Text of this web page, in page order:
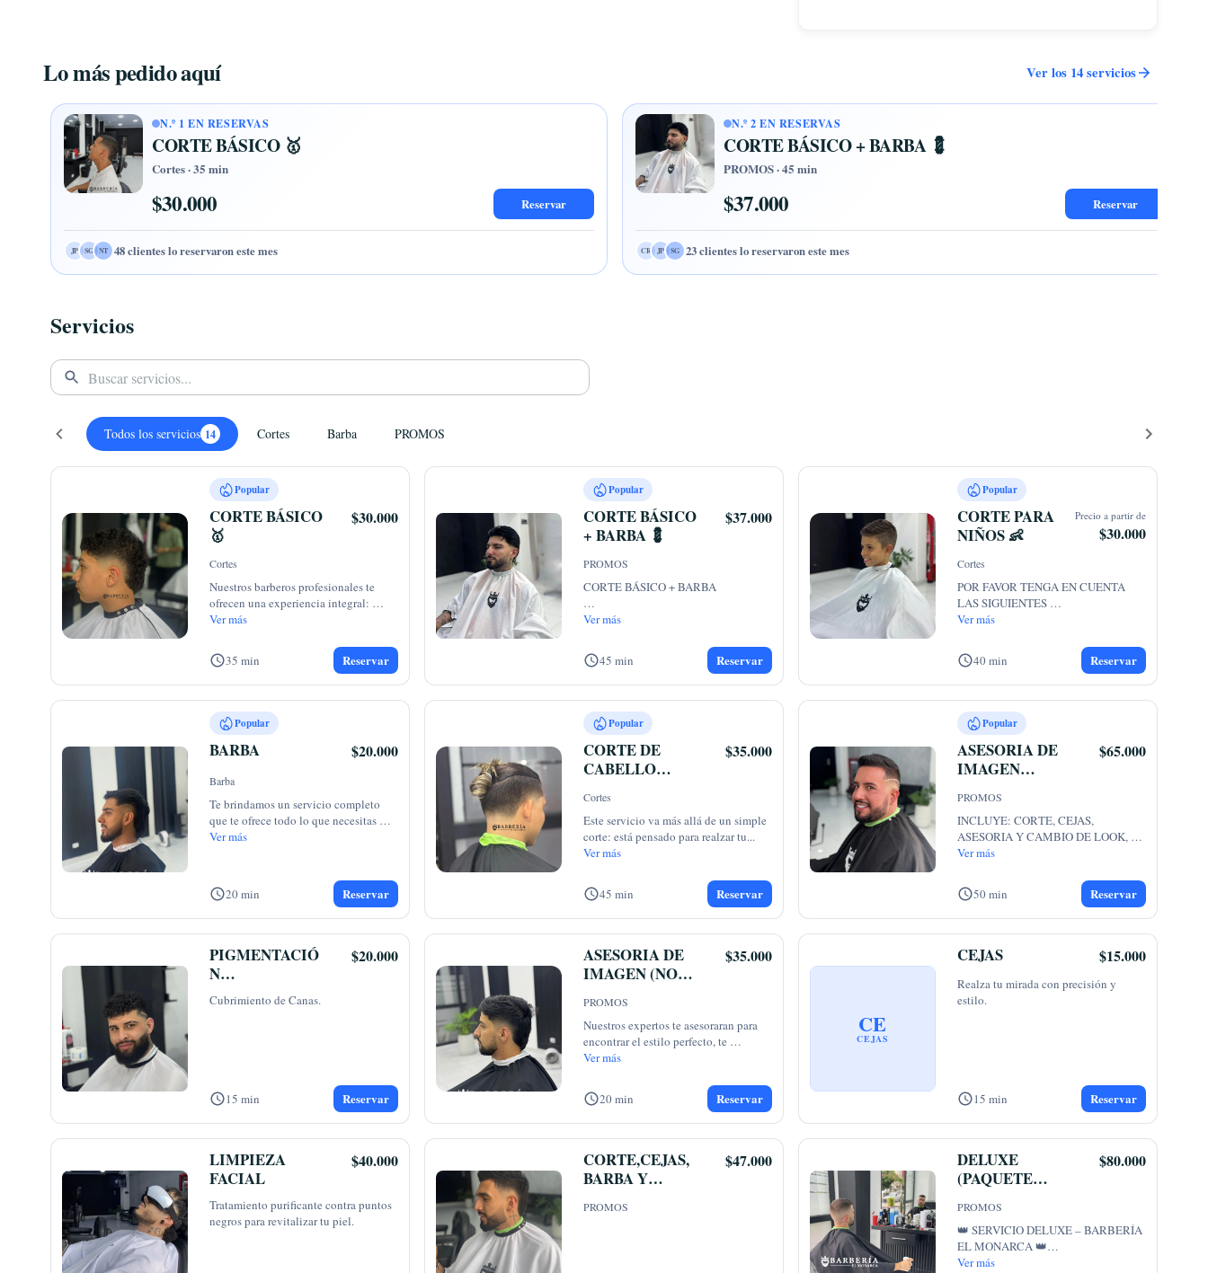
Lo más pedido aquí Ver los 14 servicios
N.º 1 EN RESERVAS
CORTE BÁSICO 🥇
Cortes · 35 min
$30.000 Reservar
LC DV AM 48 clientes lo reservaron este mes
N.º 2 EN RESERVAS
CORTE BÁSICO + BARBA 💈
PROMOS · 45 min
$37.000 Reservar
NT LC DV 23 clientes lo reservaron este mes
Servicios
Todos los servicios 14 Cortes Barba PROMOS
Popular
CORTE BÁSICO
🥇
$30.000
Cortes
Nuestros barberos profesionales te
ofrecen una experiencia integral:
corte,...
Ver más
35 min Reservar
Popular
CORTE BÁSICO
+ BARBA 💈
$37.000
PROMOS
CORTE BÁSICO + BARBA
NOTA: SE INCLUYE EL SERVICO
Ver más
45 min Reservar
Popular
CORTE PARA
NIÑOS 👶
Precio a partir de
$30.000
Cortes
POR FAVOR TENGA EN CUENTA
LAS SIGUIENTES
RECOMENDACIONES:
✅ Buen
Ver más
40 min Reservar
Popular
BARBA $20.000
Barba
Te brindamos un servicio completo
que te ofrece todo lo que necesitas
para...
Ver más
20 min Reservar
Popular
CORTE DE
CABELLO
$35.000
Cortes
Este servicio va más allá de un simple
corte: está pensado para realzar tu...
Ver más
45 min Reservar
Popular
ASESORIA DE
IMAGEN
$65.000
PROMOS
INCLUYE: CORTE, CEJAS,
ASESORIA Y CAMBIO DE LOOK,
BARBA Y PIGMENTO.
NOTA:
Ver más
50 min Reservar
PIGMENTACIÓ
N
SEMIPERMAN
ENTE
$20.000
Cubrimiento de Canas.
15 min Reservar
ASESORIA DE
IMAGEN (NO
CORTE)
$35.000
PROMOS
Nuestros expertos te asesoraran para
encontrar el estilo perfecto, te
ofrecemos
Ver más
20 min Reservar
CE
CEJAS
CEJAS $15.000
Realza tu mirada con precisión y
estilo.
15 min Reservar
LIMPIEZA
FACIAL
$40.000
Tratamiento purificante contra puntos
negros para revitalizar tu piel.
CORTE,CEJAS,
BARBA Y
$47.000
PROMOS
DELUXE
(PAQUETE
$80.000
PROMOS
👑 SERVICIO DELUXE – BARBERÍA
EL MONARCA 👑
Ver más